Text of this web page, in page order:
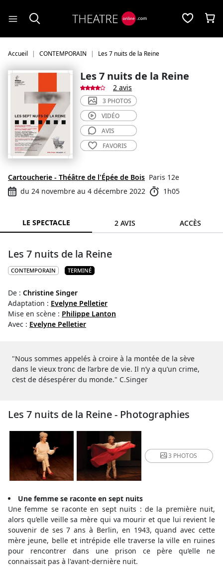
Accueil CONTEMPORAIN Les 7 nuits de la Reine
Les 7 nuits de la Reine
2 avis
Cartoucherie - Théâtre de l'Épée de Bois Paris 12e
du 24 novembre au 4 décembre 2022
1h05
3 PHOTOS
VIDÉO
AVIS
FAVORIS
LE SPECTACLE 2 AVIS ACCÈS
Les 7 nuits de la Reine
CONTEMPORAIN TERMINÉ
De : Christine Singer
Adaptation : Evelyne Pelletier
Mise en scène : Philippe Lanton
Avec : Evelyne Pelletier
"Nous sommes appelés à croire à la montée de la sève
dans le vieux tronc de l’arbre de vie. Il n’y a qu’un crime,
c’est de désespérer du monde." C.Singer
Les 7 nuits de la Reine - Photographies
3 PHOTOS
Une femme se raconte en sept nuits
Une femme se raconte en sept nuits : de la première nuit,
alors qu’elle veille sa mère qui va mourir et que lui revient le
souvenir de ses 7 ans à Berlin, en 1943, quand avec cette
mère jeune, belle et intrépide elle traverse la ville en ruines
pour rencontrer dans une prison ce père qu’elle ne
connaissait pas à l'avant-dernière nuit.